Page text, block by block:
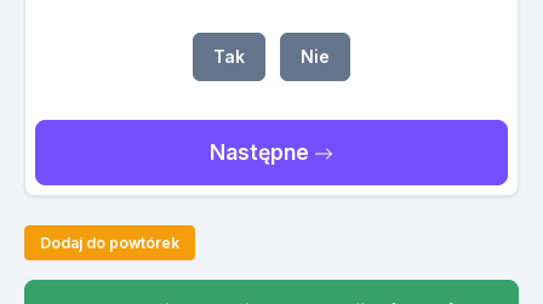
Tak Nie
Następne
Dodaj do powtórek